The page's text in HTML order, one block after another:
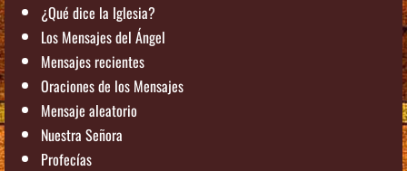
¿Qué dice la Iglesia?
Los Mensajes del Ángel
Mensajes recientes
Oraciones de los Mensajes
Mensaje aleatorio
Nuestra Señora
Profecías